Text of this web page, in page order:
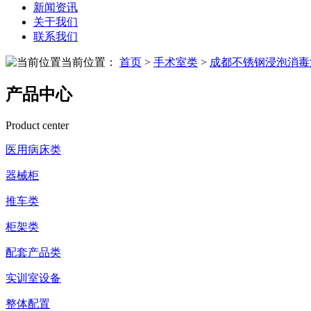
新闻资讯
关于我们
联系我们
当前位置： 首页 > 手术室类 > 成都不锈钢浸泡消
产品中心
Product center
医用病床类
器械柜
推车类
柜架类
配套产品类
实训室设备
整体配置